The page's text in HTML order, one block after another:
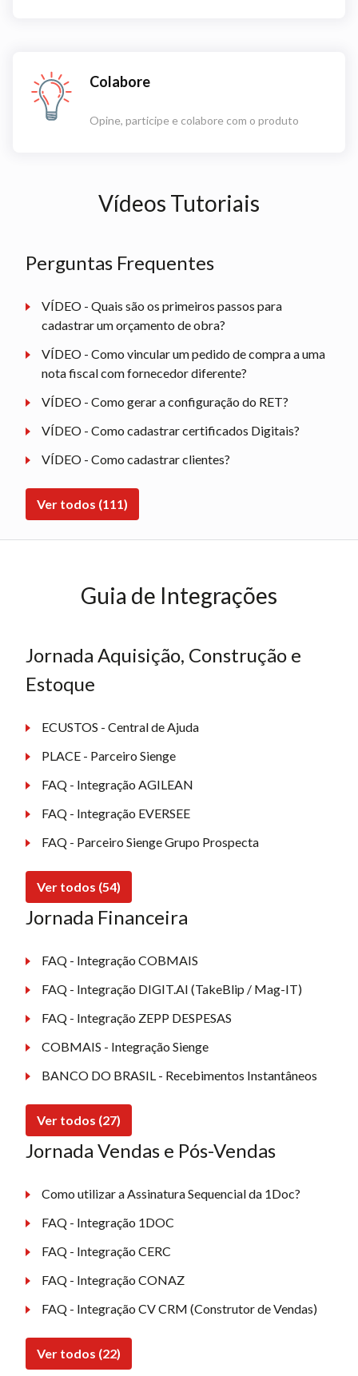
Colabore
Opine, participe e colabore com o produto
Vídeos Tutoriais
Perguntas Frequentes
VÍDEO - Quais são os primeiros passos para
cadastrar um orçamento de obra?
VÍDEO - Como vincular um pedido de compra a uma
nota fiscal com fornecedor diferente?
VÍDEO - Como gerar a configuração do RET?
VÍDEO - Como cadastrar certificados Digitais?
VÍDEO - Como cadastrar clientes?
Ver todos (111)
Guia de Integrações
Jornada Aquisição, Construção e
Estoque
ECUSTOS - Central de Ajuda
PLACE - Parceiro Sienge
FAQ - Integração AGILEAN
FAQ - Integração EVERSEE
FAQ - Parceiro Sienge Grupo Prospecta
Ver todos (54)
Jornada Financeira
FAQ - Integração COBMAIS
FAQ - Integração DIGIT.AI (TakeBlip / Mag-IT)
FAQ - Integração ZEPP DESPESAS
COBMAIS - Integração Sienge
BANCO DO BRASIL - Recebimentos Instantâneos
Ver todos (27)
Jornada Vendas e Pós-Vendas
Como utilizar a Assinatura Sequencial da 1Doc?
FAQ - Integração 1DOC
FAQ - Integração CERC
FAQ - Integração CONAZ
FAQ - Integração CV CRM (Construtor de Vendas)
Ver todos (22)